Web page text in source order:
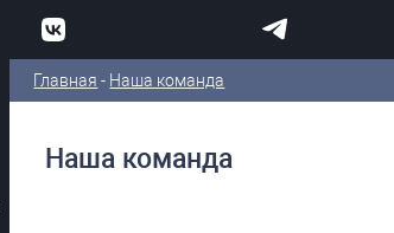
Главная - Наша команда
Наша команда